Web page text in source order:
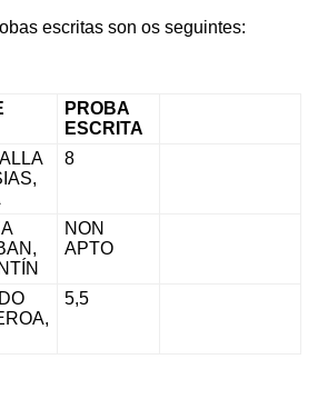
escritas son os seguintes:
PROBA
ESCRITA
8
NON
APTO
5,5